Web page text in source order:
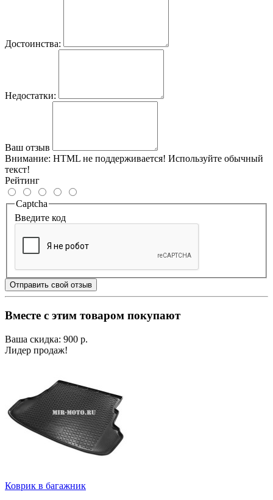
Достоинства:
Недостатки:
Ваш отзыв
Внимание: HTML не поддерживается! Используйте обычный
текст!
Рейтинг
Captcha
Введите код
Отправить свой отзыв
Вместе с этим товаром покупают
Ваша скидка: 900 р.
Лидер продаж!
Коврик в багажник